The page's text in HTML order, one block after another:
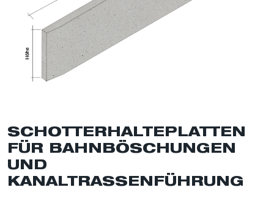
SCHOTTERHALTEPLATTEN
FÜR BAHNBÖSCHUNGEN
UND
KANALTRASSENFÜHRUNG